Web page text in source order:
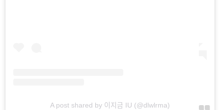
A post shared by 이지금 IU (@dlwlrma)